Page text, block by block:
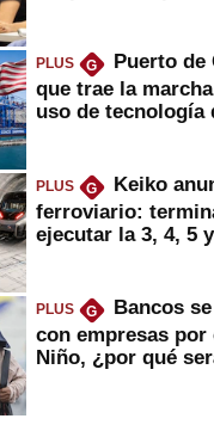
PLUS G
Puerto de
que trae la
uso de tecnología
PLUS G
Keiko
ferroviario:
ejecutar la 3, 4, 5
PLUS G
Bancos
con empresas por
Niño, ¿por qué